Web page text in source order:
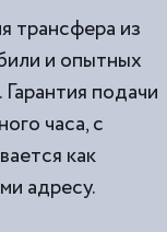
трансфера из
и опытных
подачи
часа, с
как
адресу.